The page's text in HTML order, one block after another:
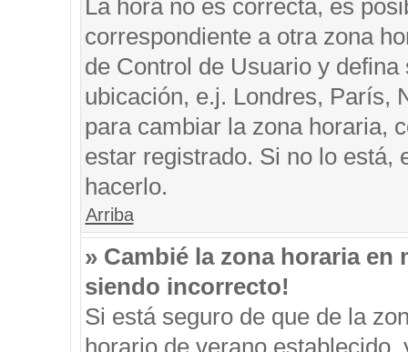
La hora no es correcta, es
correspondiente a otra zona
de Control de Usuario y
ubicación, e.j. Londres, París,
para cambiar la zona horaria,
estar registrado. Si no lo está,
hacerlo.
Arriba
» Cambié la zona horaria
siendo incorrecto!
Si está seguro de que de la
horario de verano